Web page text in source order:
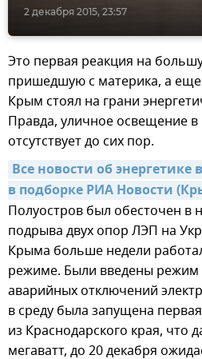
2 декабря 2015, 23:57
Это первая реакция на
пришедшую с материка, а еще
Крым стоял на грани
Правда, уличное освещение
отсутствует до сих пор.
Все новости об
в подборке РИА Новости
Полуостров был обесточен в
подрыва двух опор ЛЭП на
Крыма больше недели
режиме. Были введены режим
аварийных отключений
в среду была запущена
из Краснодарского края, что
мегаватт, до 20 декабря